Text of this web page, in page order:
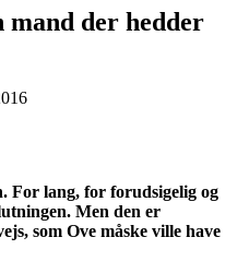
der hedder
For lang, for forudsigelig og
Men den er
som Ove måske ville have